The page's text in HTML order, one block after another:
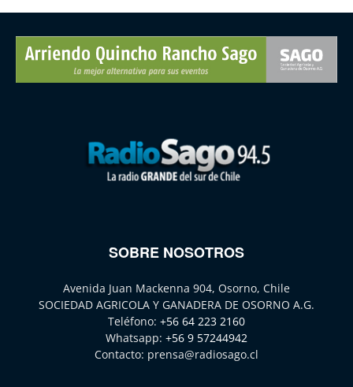
SOBRE NOSOTROS
Avenida Juan Mackenna 904, Osorno, Chile
SOCIEDAD AGRICOLA Y GANADERA DE OSORNO A.G.
Teléfono: +56 64 223 2160
Whatsapp: +56 9 57244942
Contacto: prensa@radiosago.cl